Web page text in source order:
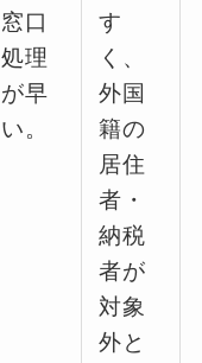
窓口
処理
が早
い。
す
く、
外国
籍の
居住
者・
納税
者が
対象
外と